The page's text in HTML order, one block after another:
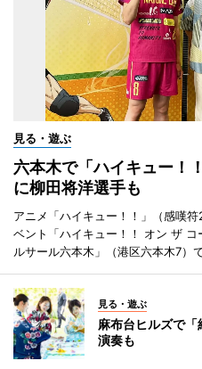
見る・遊ぶ
六本木で「ハイキュー
に柳田将洋選手も
アニメ「ハイキュー！！」（感嘆
ベント「ハイキュー！！ オン ザ
ルサール六本木」（港区六本木7）
見る・遊ぶ
麻布台ヒルズで
演奏も